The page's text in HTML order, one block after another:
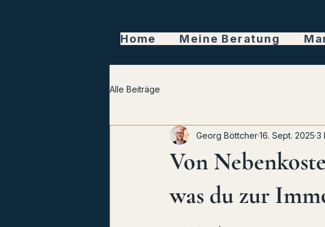
Home Meine Beratung
Alle Beiträge
Von
was du zur
Georg Böttcher16. Sept. 2025 3